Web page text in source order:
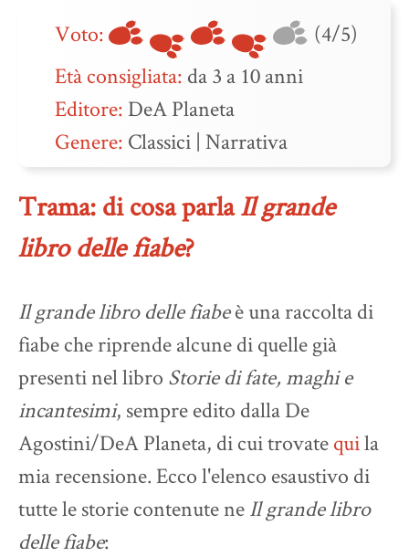
Voto:
(4/5)
Età consigliata: da 3 a 10 anni
Editore: DeA Planeta
Genere: Classici | Narrativa
Trama: di cosa parlaIl grande
libro delle fiabe?
Il grande libro delle fiabeè una raccolta di
fiabe che riprende alcune di quelle già
presenti nel libro Storie di fate, maghi e
incantesimi, sempre edito dalla De
Agostini/DeA Planeta, di cui trovatequila
mia recensione. Ecco l'elenco esaustivo di
tutte le storie contenute neIl grande libro
delle fiabe: